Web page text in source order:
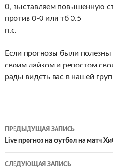
0, выставляем повышенную
против 0-0 или тб 0.5
п.с.
Если прогнозы были полезны
своим лайком и репостом
рады видеть вас в нашей
Навигация
по
записям
ПРЕДЫДУЩАЯ ЗАПИСЬ
Live прогноз на футбол на матч
СЛЕДУЮЩАЯ ЗАПИСЬ